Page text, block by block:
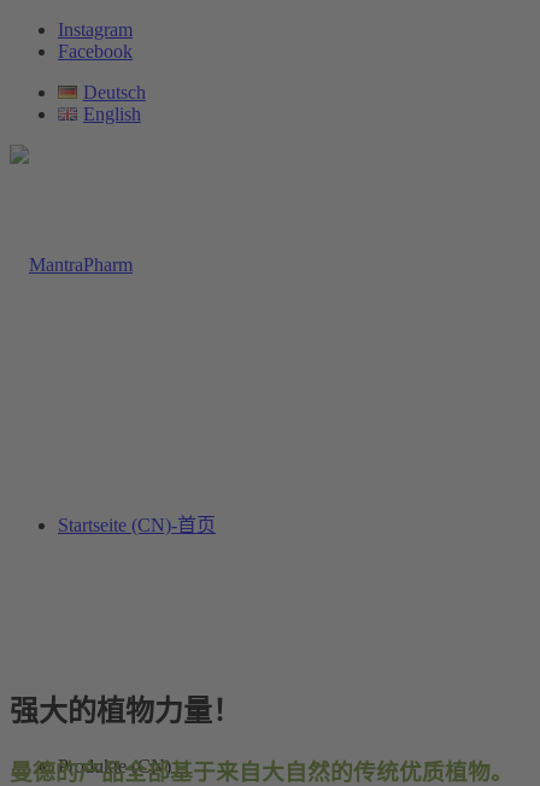
Instagram
Facebook
Deutsch
English
Startseite (CN)-首页
Produkte (CN)
强大的植物力量！
曼德的产品全部基于来自大自然的传统优质植物。